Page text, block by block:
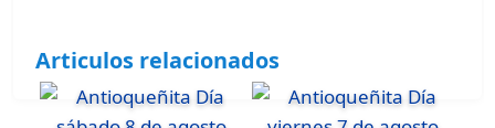
Articulos relacionados